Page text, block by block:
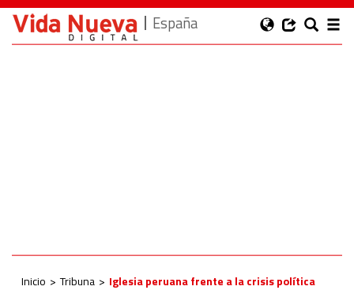
España
Inicio Tribuna Iglesia peruana frente a la crisis política